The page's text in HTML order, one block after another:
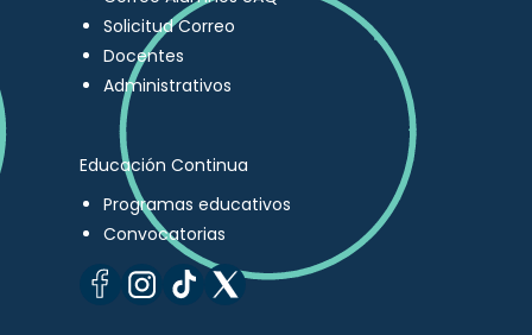
Solicitud Correo
Docentes
Administrativos
Educación Continua
Programas educativos
Convocatorias